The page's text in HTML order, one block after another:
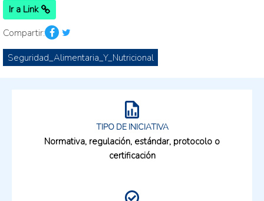
Ir a Link
Compartir:
Seguridad_Alimentaria_Y_Nutricional
TIPO DE INICIATIVA
Normativa, regulación, estándar, protocolo o
certificación